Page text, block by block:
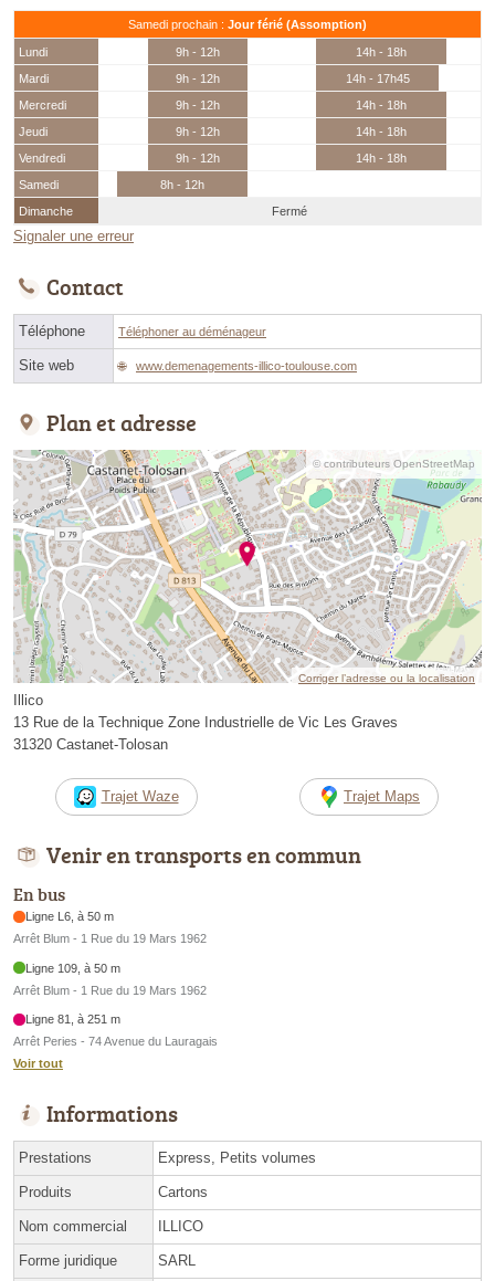
Samedi prochain : Jour férié (Assomption)
Lundi 9h - 12h
14h - 18h
Mardi
9h - 12h
14h - 17h45
Mercredi
9h - 12h
14h - 18h
Jeudi
9h - 12h
14h - 18h
Vendredi
9h - 12h
14h - 18h
Samedi
8h - 12h
Dimanche
Fermé
Signaler une erreur
Contact
Téléphone Téléphoner au déménageur
Site web www.demenagements-illico-toulouse.com
Plan et adresse
© contributeurs OpenStreetMap
Corriger l’adresse ou la localisation
Illico
13 Rue de la Technique Zone Industrielle de Vic Les Graves
31320 Castanet-Tolosan
Trajet Waze Trajet Maps
Venir en transports en commun
En bus
Ligne L6, à 50 m
Arrêt Blum - 1 Rue du 19 Mars 1962
Ligne 109, à 50 m
Arrêt Blum - 1 Rue du 19 Mars 1962
Ligne 81, à 251 m
Arrêt Peries - 74 Avenue du Lauragais
Voir tout
Informations
Prestations Express, Petits volumes
Produits Cartons
Nom commercial ILLICO
Forme juridique SARL